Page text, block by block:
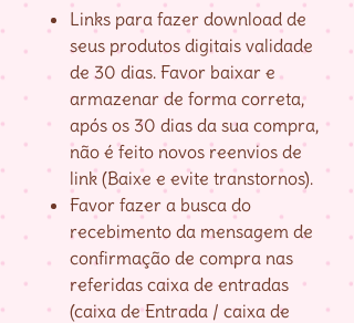
Links para fazer download de
seus produtos digitais validade
de 30 dias. Favor baixar e
armazenar de forma correta,
após os 30 dias da sua compra,
não é feito novos reenvios de
link (Baixe e evite transtornos).
Favor fazer a busca do
recebimento da mensagem de
confirmação de compra nas
referidas caixa de entradas
(caixa de Entrada / caixa de